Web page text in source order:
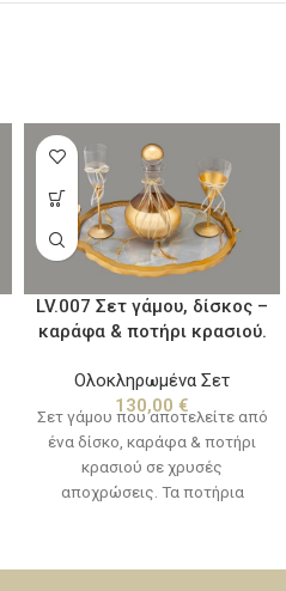
LV.007 Σετ γάμου, δίσκος –
καράφα & ποτήρι κρασιού.
Ολοκληρωμένα Σετ
130,00 €
Σετ γάμου που αποτελείτε από
ένα δίσκο, καράφα & ποτήρι
κρασιού σε χρυσές
αποχρώσεις. Τα ποτήρια
"καράφες - ποτήρια".